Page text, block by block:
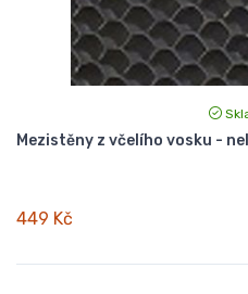
Mezistěny z včelího vosku -
449 Kč